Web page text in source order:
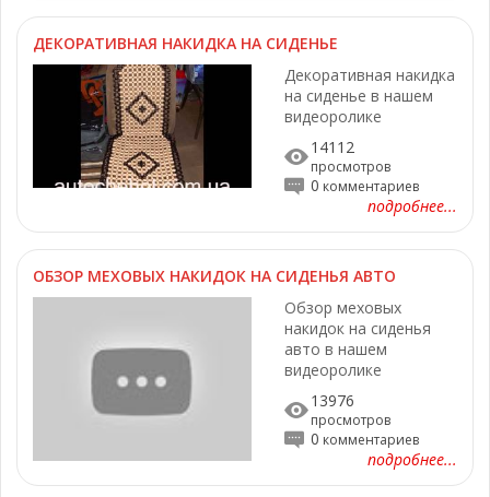
ДЕКОРАТИВНАЯ НАКИДКА НА СИДЕНЬЕ
Декоративная накидка
на сиденье в нашем
видеоролике
14112
просмотров
0 комментариев
подробнее...
ОБЗОР МЕХОВЫХ НАКИДОК НА СИДЕНЬЯ АВТО
Обзор меховых
накидок на сиденья
авто в нашем
видеоролике
13976
просмотров
0 комментариев
подробнее...